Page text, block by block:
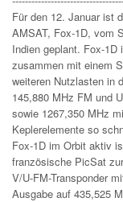
Für den 12. Januar ist
AMSAT, Fox-1D, vom
Indien geplant. Fox-1D
zusammen mit einem
weiteren Nutzlasten in
145,880 MHz FM und
sowie 1267,350 MHz
Keplerelemente so
Fox-1D im Orbit aktiv
französische PicSat
V/U-FM-Transponder
Ausgabe auf 435,525